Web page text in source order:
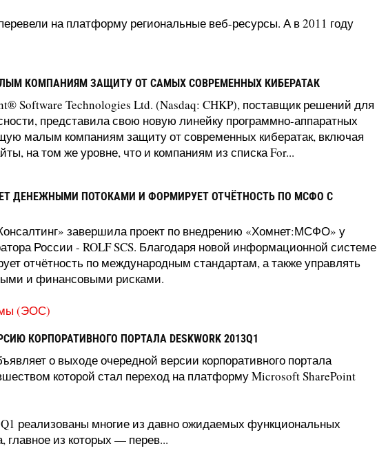
на платформу региональные веб-ресурсы. А в 2011 году
КОМПАНИЯМ ЗАЩИТУ ОТ САМЫХ СОВРЕМЕННЫХ КИБЕРАТАК
Software Technologies Ltd. (Nasdaq: CHKP), поставщик решений для
представила свою новую линейку программно-аппаратных
малым компаниям защиту от современных кибератак, включая
на том же уровне, что и компаниям из списка For...
ДЕНЕЖНЫМИ ПОТОКАМИ И ФОРМИРУЕТ ОТЧЁТНОСТЬ ПО МСФО С
завершила проект по внедрению «Хомнет:МСФО» у
России - ROLF SCS. Благодаря новой информационной системе
отчётность по международным стандартам, а также управлять
и финансовыми рисками.
(ЭОС)
КОРПОРАТИВНОГО ПОРТАЛА DESKWORK 2013Q1
о выходе очередной версии корпоративного портала
которой стал переход на платформу Microsoft SharePoint
реализованы многие из давно ожидаемых функциональных
главное из которых — перев...